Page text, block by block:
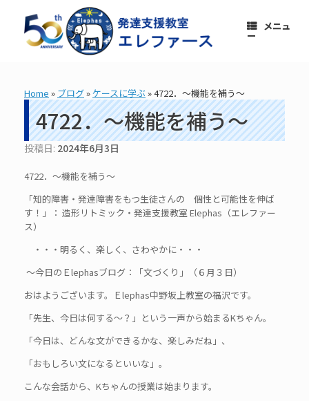
メニュ
ー
Home » ブログ»ケースに学ぶ »4722．～機能を補う～
4722．～機能を補う～
投稿日: 2024年6月3日
4722．～機能を補う～
「知的障害・発達障害をもつ生徒さんの 個性と可能性を伸ば
す！」： 造形リトミック・発達支援教室 Elephas（エレファー
ス）
・・・明るく、楽しく、さわやかに・・・
～今日のＥlephasブログ：「文づくり」（６月３日）
おはようございます。Ｅlephas中野坂上教室の福沢です。
「先生、今日は何する～？」という一声から始まるKちゃん。
「今日は、どんな文ができるかな、楽しみだね」、
「おもしろい文になるといいな」。
こんな会話から、Kちゃんの授業は始まります。